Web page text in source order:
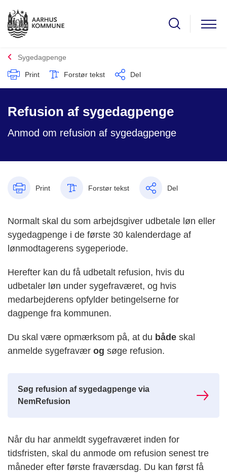
Sygedagpenge
Print Forstør tekst Del
Refusion af sygedagpenge
Anmod om refusion af sygedagpenge
Print Forstør tekst Del
Normalt skal du som arbejdsgiver udbetale løn eller
sygedagpenge i de første 30 kalenderdage af
lønmodtagerens sygeperiode.
Herefter kan du få udbetalt refusion, hvis du
udbetaler løn under sygefraværet, og hvis
medarbejderens opfylder betingelserne for
dagpenge fra kommunen.
Du skal være opmærksom på, at du både skal
anmelde sygefravær og søge refusion.
Søg refusion af sygedagpenge via
NemRefusion
Når du har anmeldt sygefraværet inden for
tidsfristen, skal du anmode om refusion senest tre
måneder efter første fraværsdag. Du kan først få